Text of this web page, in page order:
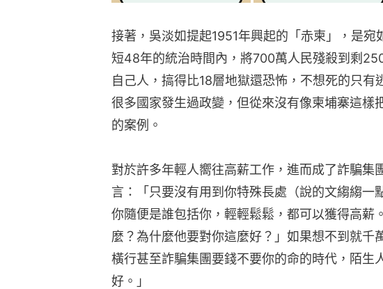
接著，吳淡如提起1951年興起的「赤柬」，是宛
短48年的統治時間內，將700萬人民殘殺到剩
自己人，搞得比18層地獄還恐怖，不想死的只有
很多國家發生過政變，但從來沒有像柬埔寨這樣
的案例。
對於許多年輕人嚮往高薪工作，進而成了詐騙集
言：「只要沒有用到你特殊長處（說的文縐縐一
你隨便是誰包括你，輕輕鬆鬆，都可以獲得高薪
麼？為什麼他要對你這麼好？」如果想不到就千
橫行甚至詐騙集團要錢不要你的命的時代，陌生
好。」